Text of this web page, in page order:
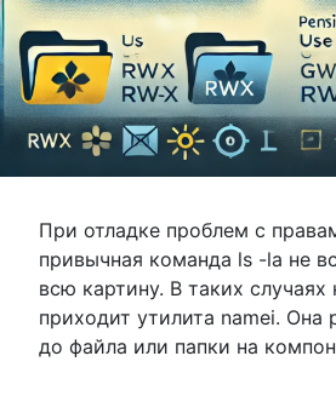
При отладке проблем с
привычная команда ls -la не
всю картину. В таких
приходит утилита namei. Она
до файла или папки на